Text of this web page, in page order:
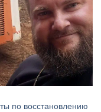
по восстановлению